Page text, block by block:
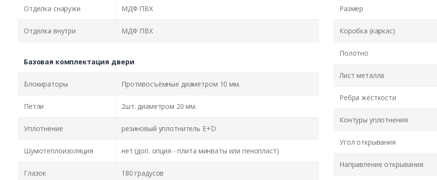
Отделка снаружи МДФ ПВХ
Отделка внутри МДФ ПВХ
Базовая комплектация двери
Блокираторы Противосъёмные диаметром 10 мм.
Петли 2шт. диаметром 20 мм.
Уплотнение резиновый уплотнитель E+D
Шумотеплоизоляция нет (доп. опция - плита минваты или пенопласт)
Глазок 180 градусов
Размер
Коробка (каркас)
Полотно
Лист металла
Ребра жёсткости
Контуры уплотнения
Угол открывания
Направление открывания